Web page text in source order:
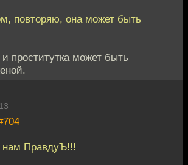
повторяю, она может быть
проститутка может быть
ПравдуЪ!!!